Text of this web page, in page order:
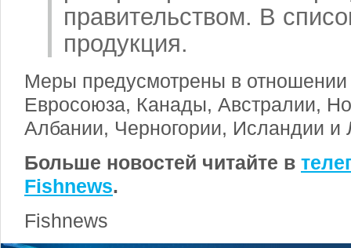
правительством. В
продукция.
Меры предусмотрены в
Евросоюза, Канады, Австралии,
Албании, Черногории, Исландии и
Больше новостей читайте в
Fishnews.
Fishnews